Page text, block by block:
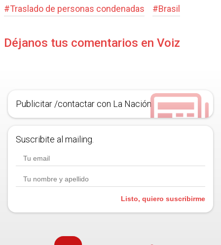
#Traslado de personas condenadas #Brasil
Déjanos tus comentarios en Voiz
Publicitar /contactar con La Nación
Suscribite al mailing.
Listo, quiero suscribirme